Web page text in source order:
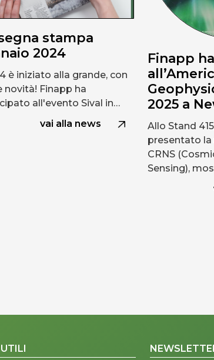
stampa
2024
è iniziato alla grande, con
novità! Finapp ha
all'evento Sival in…
vai alla news
Finapp
2025 a
Allo Stand
presentato
CRNS
Sensing),